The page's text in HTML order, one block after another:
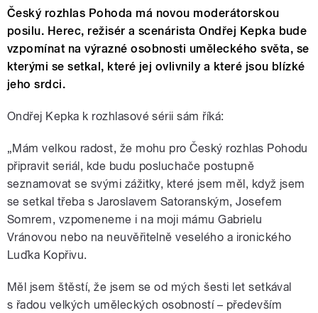
Český rozhlas Pohoda má novou moderátorskou
posilu. Herec, režisér a scenárista Ondřej Kepka bude
vzpomínat na výrazné osobnosti uměleckého světa, se
kterými se setkal, které jej ovlivnily a které jsou blízké
jeho srdci.
Ondřej Kepka k rozhlasové sérii sám říká:
„Mám velkou radost, že mohu pro Český rozhlas Pohodu
připravit seriál, kde budu posluchače postupně
seznamovat se svými zážitky, které jsem měl, když jsem
se setkal třeba s Jaroslavem Satoranským, Josefem
Somrem, vzpomeneme i na moji mámu Gabrielu
Vránovou nebo na neuvěřitelně veselého a ironického
Luďka Kopřivu.
Měl jsem štěstí, že jsem se od mých šesti let setkával
s řadou velkých uměleckých osobností – především